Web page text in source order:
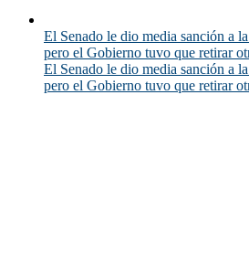
El Senado le dio media sanción a
pero el Gobierno tuvo que retirar
El Senado le dio media sanción a
pero el Gobierno tuvo que retirar